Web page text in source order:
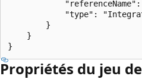
"type":
        }
    }
Propriétés du jeu